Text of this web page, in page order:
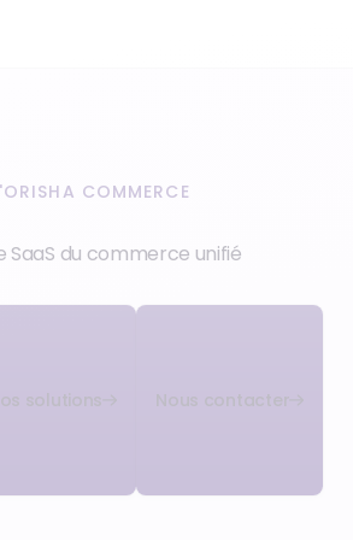
COMMERCE
SaaS du commerce unifié
solutions Nous contacter